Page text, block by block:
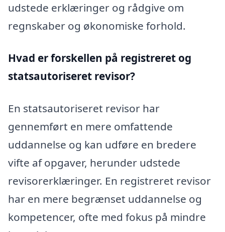
udstede erklæringer og rådgive om
regnskaber og økonomiske forhold.
Hvad er forskellen på registreret og
statsautoriseret revisor?
En statsautoriseret revisor har
gennemført en mere omfattende
uddannelse og kan udføre en bredere
vifte af opgaver, herunder udstede
revisorerklæringer. En registreret revisor
har en mere begrænset uddannelse og
kompetencer, ofte med fokus på mindre